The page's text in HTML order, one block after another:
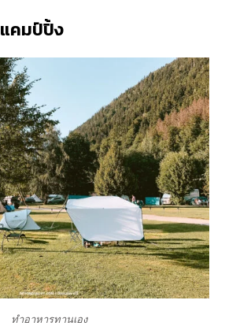
แคมป์ปิ้ง
ทำอาหารทานเอง